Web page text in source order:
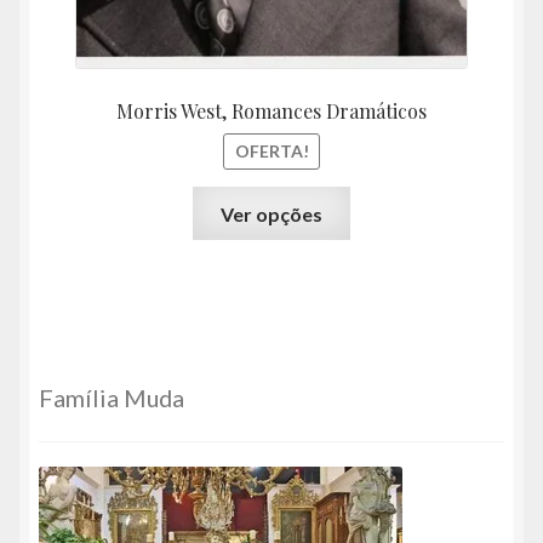
Morris West, Romances Dramáticos
OFERTA!
Ver opções
escolhidas
na
página
Família Muda